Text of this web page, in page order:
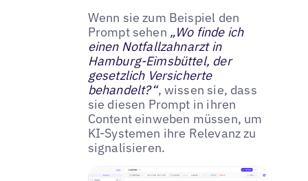
Wenn sie zum Beispiel den
Prompt sehen „Wo finde ich
einen Notfallzahnarzt in
Hamburg-Eimsbüttel, der
gesetzlich Versicherte
behandelt?“, wissen sie, dass
sie diesen Prompt in ihren
Content einweben müssen, um
KI-Systemen ihre Relevanz zu
signalisieren.